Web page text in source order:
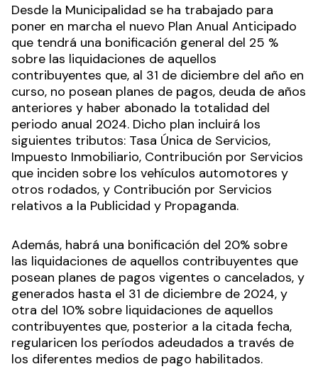
Desde la Municipalidad se ha trabajado para
poner en marcha el nuevo Plan Anual Anticipado
que tendrá una bonificación general del 25 %
sobre las liquidaciones de aquellos
contribuyentes que, al 31 de diciembre del año en
curso, no posean planes de pagos, deuda de años
anteriores y haber abonado la totalidad del
periodo anual 2024. Dicho plan incluirá los
siguientes tributos: Tasa Única de Servicios,
Impuesto Inmobiliario, Contribución por Servicios
que inciden sobre los vehículos automotores y
otros rodados, y Contribución por Servicios
relativos a la Publicidad y Propaganda.
Además, habrá una bonificación del 20% sobre
las liquidaciones de aquellos contribuyentes que
posean planes de pagos vigentes o cancelados, y
generados hasta el 31 de diciembre de 2024, y
otra del 10% sobre liquidaciones de aquellos
contribuyentes que, posterior a la citada fecha,
regularicen los períodos adeudados a través de
los diferentes medios de pago habilitados.